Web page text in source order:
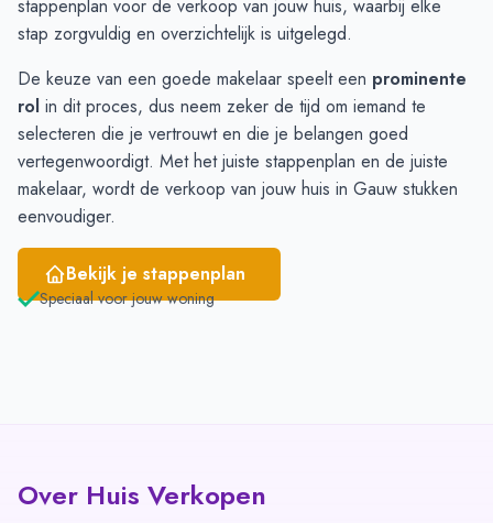
December
1
1
Januari
1
Februari
1
1
Maart
1
1
April
1
-
Mei
-
-
Juni
- 3
stappenplan voor de verkoop van jouw huis, waarbij elke
stap zorgvuldig en overzichtelijk is uitgelegd.
De keuze van een goede makelaar speelt een prominente
rol in dit proces, dus neem zeker de tijd om iemand te
selecteren die je vertrouwt en die je belangen goed
vertegenwoordigt. Met het juiste stappenplan en de juiste
makelaar, wordt de verkoop van jouw huis in Gauw stukken
eenvoudiger.
Bekijk je stappenplan
Speciaal voor jouw woning
Over Huis Verkopen